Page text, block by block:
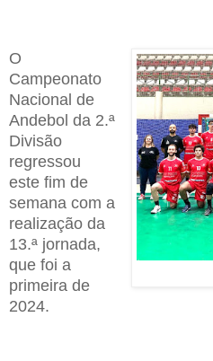
O
Campeonato
Nacional de
Andebol da 2.ª
Divisão
regressou
este fim de
semana com a
realização da
13.ª jornada,
que foi a
primeira de
2024.